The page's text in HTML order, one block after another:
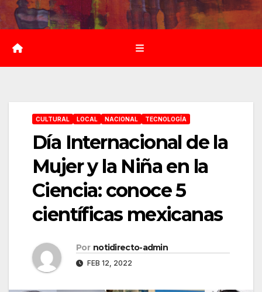
Saltar
al
contenido
CULTURAL LOCAL NACIONAL TECNOLOGÍA
Día Internacional de la
Mujer y la Niña en la
Ciencia: conoce 5
científicas mexicanas
Por notidirecto-admin
FEB 12, 2022